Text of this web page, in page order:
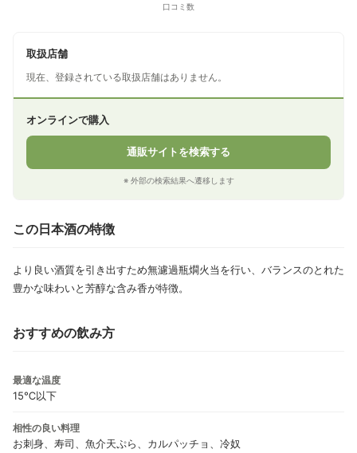
口コミ数
取扱店舗
現在、登録されている取扱店舗はありません。
オンラインで購入
通販サイトを検索する
※ 外部の検索結果へ遷移します
この日本酒の特徴
より良い酒質を引き出すため無濾過瓶燗火当を行い、バランスのとれた
豊かな味わいと芳醇な含み香が特徴。
おすすめの飲み方
最適な温度
15℃以下
相性の良い料理
お刺身、寿司、魚介天ぷら、カルパッチョ、冷奴